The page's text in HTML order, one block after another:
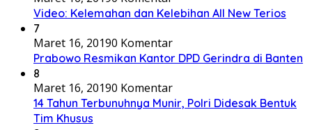
Video: Kelemahan dan Kelebihan All New Terios
7
Maret 16, 20190 Komentar
Prabowo Resmikan Kantor DPD Gerindra di Banten
8
Maret 16, 20190 Komentar
14 Tahun Terbunuhnya Munir, Polri Didesak Bentuk
Tim Khusus